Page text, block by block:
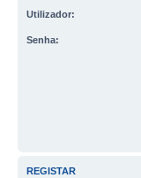
Utilizador:
Senha:
REGISTAR